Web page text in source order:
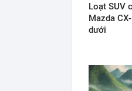
Loạt SUV
Mazda
dưới